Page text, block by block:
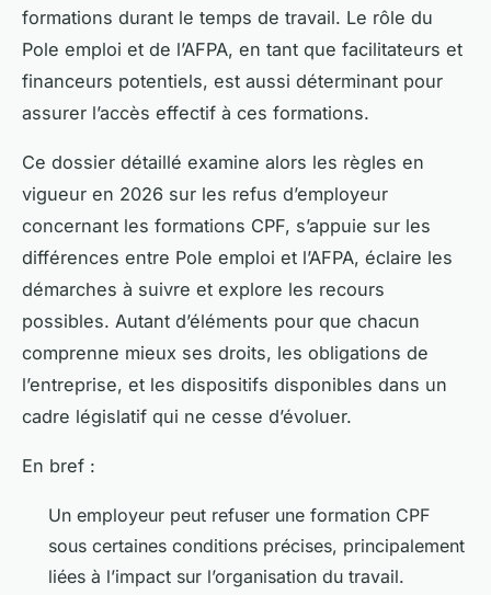
formations durant le temps de travail. Le rôle du
Pole emploi et de l’AFPA, en tant que facilitateurs et
financeurs potentiels, est aussi déterminant pour
assurer l’accès effectif à ces formations.
Ce dossier détaillé examine alors les règles en
vigueur en 2026 sur les refus d’employeur
concernant les formations CPF, s’appuie sur les
différences entre Pole emploi et l’AFPA, éclaire les
démarches à suivre et explore les recours
possibles. Autant d’éléments pour que chacun
comprenne mieux ses droits, les obligations de
l’entreprise, et les dispositifs disponibles dans un
cadre législatif qui ne cesse d’évoluer.
En bref :
Un employeur peut refuser une formation CPF
sous certaines conditions précises, principalement
liées à l’impact sur l’organisation du travail.